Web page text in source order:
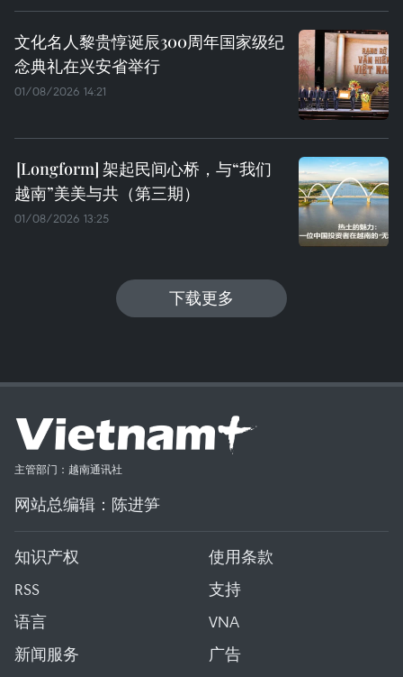
文化名人黎贵惇诞辰300周年国家级纪
念典礼在兴安省举行
01/08/2026 14:21
架起民间心桥，与“我们
越南”美美与共（第三期）
01/08/2026 13:25
下载更多
主管部门：越南通讯社
网站总编辑：陈进笋
知识产权
使用条款
RSS
支持
语言
VNA
新闻服务
广告